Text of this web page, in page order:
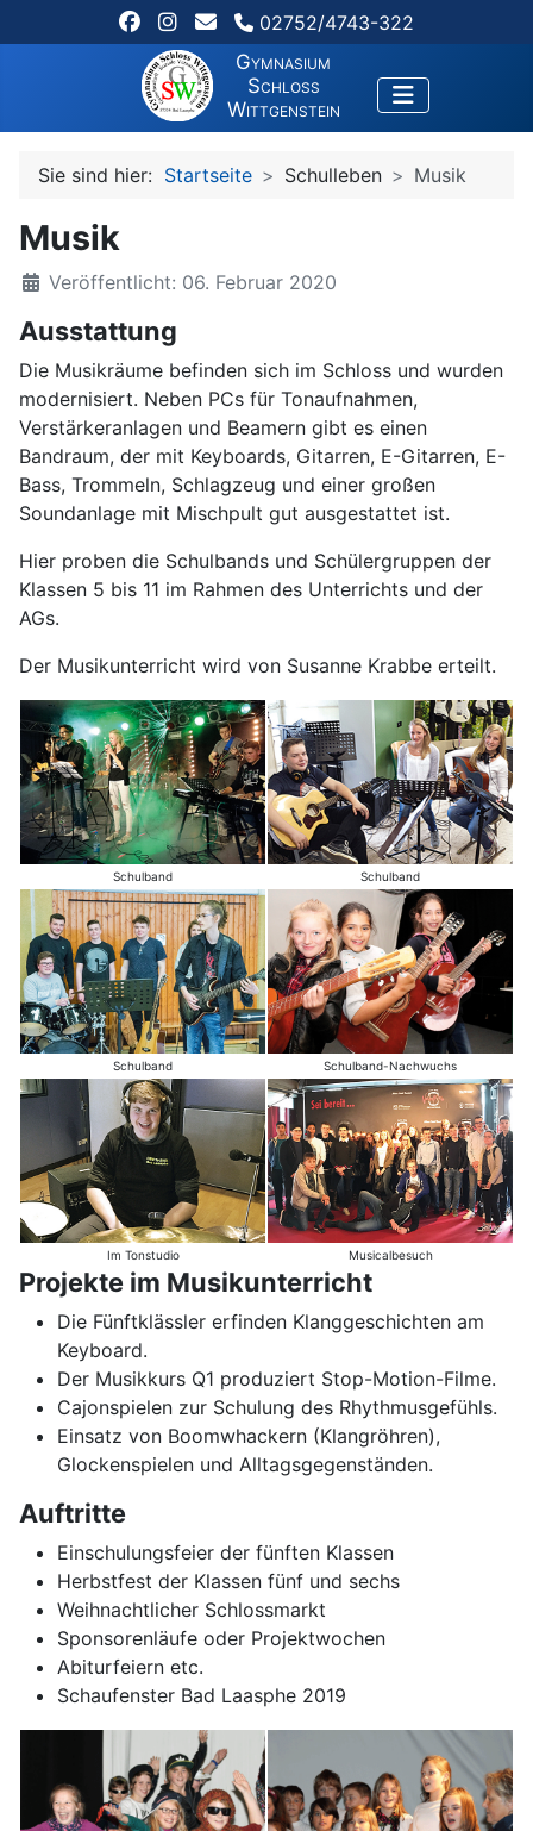
02752/4743-322
Gymnasium
Schloss
Wittgenstein
Sie sind hier: Startseite Schulleben Musik
Musik
Veröffentlicht: 06. Februar 2020
Ausstattung
Die Musikräume befinden sich im Schloss und wurden
modernisiert. Neben PCs für Tonaufnahmen,
Verstärkeranlagen und Beamern gibt es einen
Bandraum, der mit Keyboards, Gitarren, E-Gitarren, E-
Bass, Trommeln, Schlagzeug und einer großen
Soundanlage mit Mischpult gut ausgestattet ist.
Hier proben die Schulbands und Schülergruppen der
Klassen 5 bis 11 im Rahmen des Unterrichts und der
AGs.
Der Musikunterricht wird von Susanne Krabbe erteilt.
Schulband Schulband
Schulband Schulband-Nachwuchs
Im Tonstudio Musicalbesuch
Projekte im Musikunterricht
Die Fünftklässler erfinden Klanggeschichten am
Keyboard.
Der Musikkurs Q1 produziert Stop-Motion-Filme.
Cajonspielen zur Schulung des Rhythmusgefühls.
Einsatz von Boomwhackern (Klangröhren),
Glockenspielen und Alltagsgegenständen.
Auftritte
Einschulungsfeier der fünften Klassen
Herbstfest der Klassen fünf und sechs
Weihnachtlicher Schlossmarkt
Sponsorenläufe oder Projektwochen
Abiturfeiern etc.
Schaufenster Bad Laasphe 2019